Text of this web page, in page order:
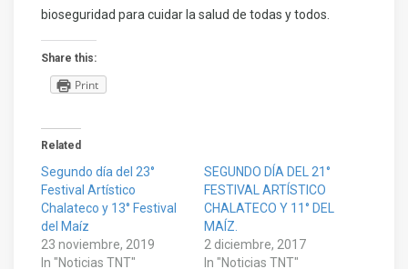
bioseguridad para cuidar la salud de todas y todos.
Share this:
Print
Related
Segundo día del 23°
Festival Artístico
Chalateco y 13° Festival
del Maíz
23 noviembre, 2019
In "Noticias TNT"
SEGUNDO DÍA DEL 21°
FESTIVAL ARTÍSTICO
CHALATECO Y 11° DEL
MAÍZ.
2 diciembre, 2017
In "Noticias TNT"